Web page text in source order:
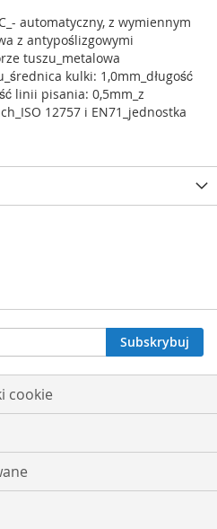
automatyczny, z wymiennym
z antypoślizgowymi
tuszu_metalowa
kulki: 1,0mm_długość
linii pisania: 0,5mm_z
12757 i EN71_jednostka
Subskrybuj
cookie